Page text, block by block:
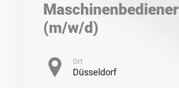
Maschinenbediener
(m/w/d)
Ort
Düsseldorf